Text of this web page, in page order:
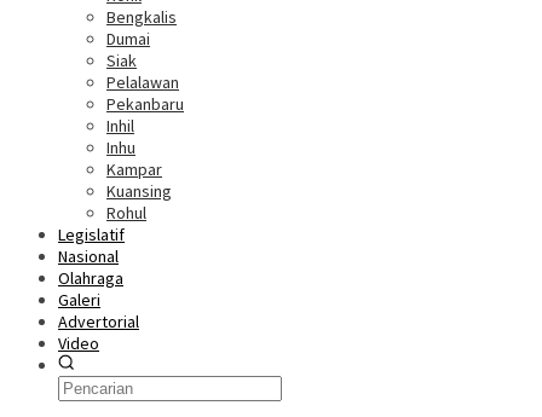
Bengkalis
Dumai
Siak
Pelalawan
Pekanbaru
Inhil
Inhu
Kampar
Kuansing
Rohul
Legislatif
Nasional
Olahraga
Galeri
Advertorial
Video